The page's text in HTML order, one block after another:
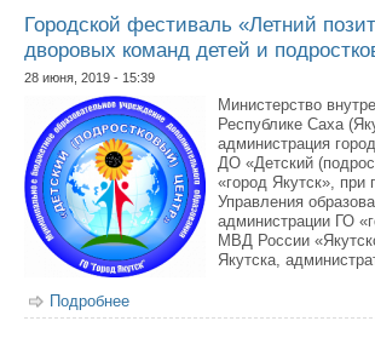
Городской фестиваль «Летний
дворовых команд детей и
28 июня, 2019 - 15:39
Министерство
Республике Саха
администрация
ДО «Детский
«город Якутск», при
Управления
администрации ГО
МВД России
Якутска,
Подробнее
дворовых команд детей и